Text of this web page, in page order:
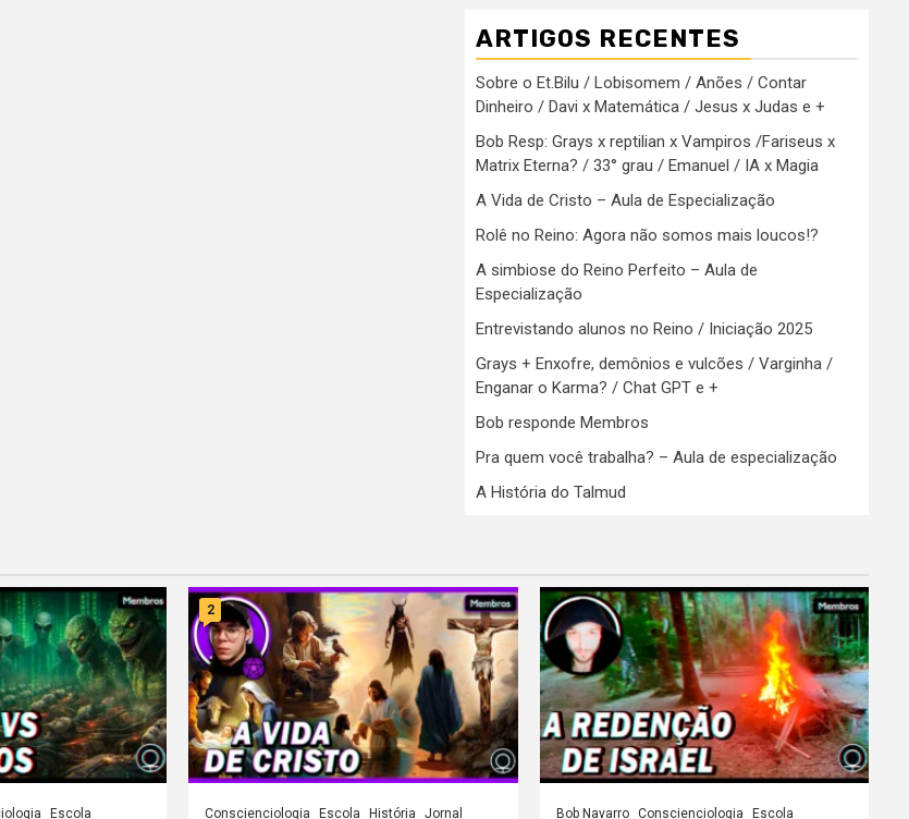
ARTIGOS RECENTES
Sobre o Et.Bilu / Lobisomem / Anões / Contar
Dinheiro / Davi x Matemática / Jesus x Judas e +
Bob Resp: Grays x reptilian x Vampiros /Fariseus x
Matrix Eterna? / 33° grau / Emanuel / IA x Magia
A Vida de Cristo – Aula de Especialização
Rolê no Reino: Agora não somos mais loucos!?
A simbiose do Reino Perfeito – Aula de
Especialização
Entrevistando alunos no Reino / Iniciação 2025
Grays + Enxofre, demônios e vulcões / Varginha /
Enganar o Karma? / Chat GPT e +
Bob responde Membros
Pra quem você trabalha? – Aula de especialização
A História do Talmud
Escola
2
Conscienciologia Escola História Jornal Bob Navarro Conscienciologia Escola